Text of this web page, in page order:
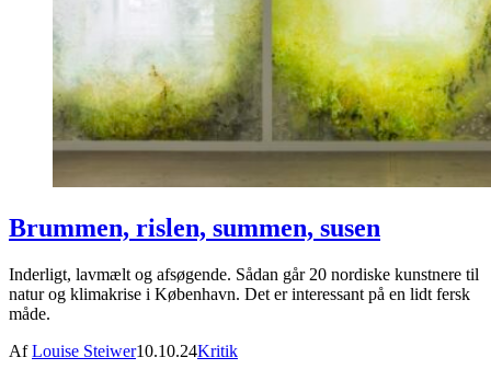
Brummen, rislen, summen, susen
Inderligt, lavmælt og afsøgende. Sådan går 20 nordiske kunstnere til
natur og klimakrise i København. Det er interessant på en lidt fersk
måde.
AfLouise Steiwer10.10.24Kritik